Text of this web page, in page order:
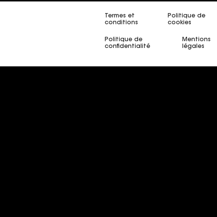
Termes et
conditions
Politique de
cookies
Politique de
confidentialité
Mentions
légales